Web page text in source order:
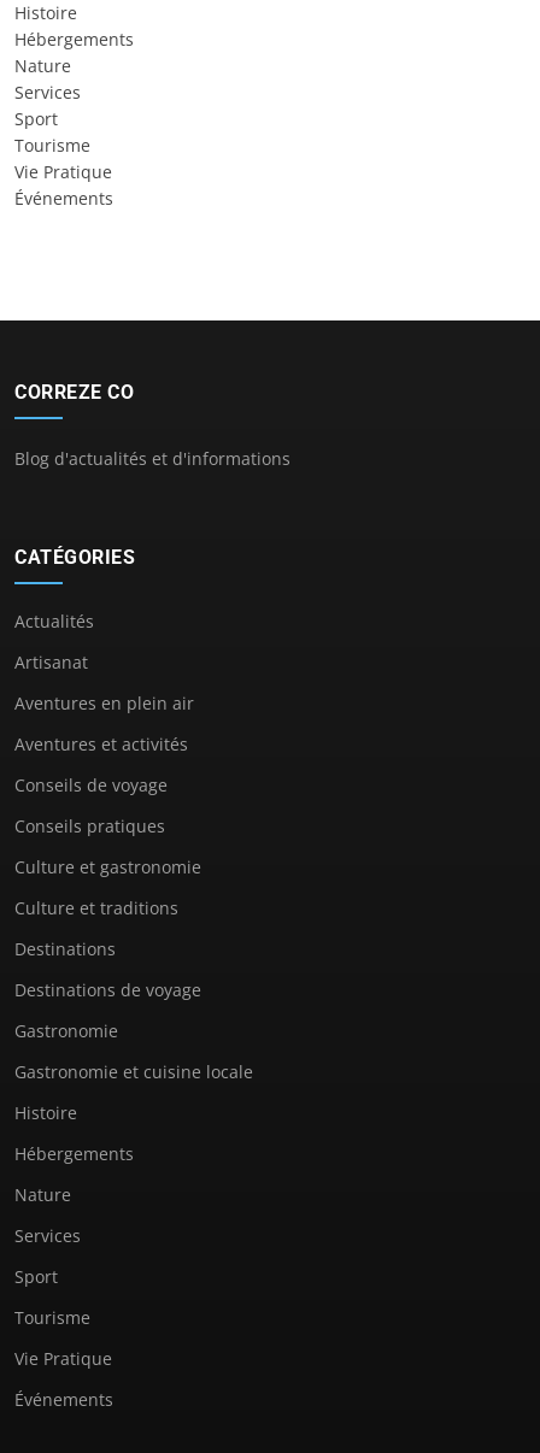
Histoire
Hébergements
Nature
Services
Sport
Tourisme
Vie Pratique
Événements
CORREZE CO
Blog d'actualités et d'informations
CATÉGORIES
Actualités
Artisanat
Aventures en plein air
Aventures et activités
Conseils de voyage
Conseils pratiques
Culture et gastronomie
Culture et traditions
Destinations
Destinations de voyage
Gastronomie
Gastronomie et cuisine locale
Histoire
Hébergements
Nature
Services
Sport
Tourisme
Vie Pratique
Événements